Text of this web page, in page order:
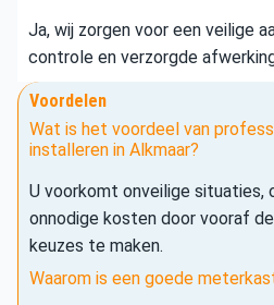
Ja, wij zorgen voor een veilige
controle en verzorgde
Voordelen
Wat is het voordeel van
installeren in Alkmaar?
U voorkomt onveilige situaties,
onnodige kosten door vooraf
keuzes te maken.
Waarom is een goede